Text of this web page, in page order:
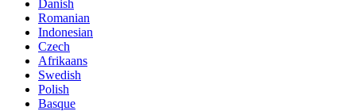
Danish
Romanian
Indonesian
Czech
Afrikaans
Swedish
Polish
Basque